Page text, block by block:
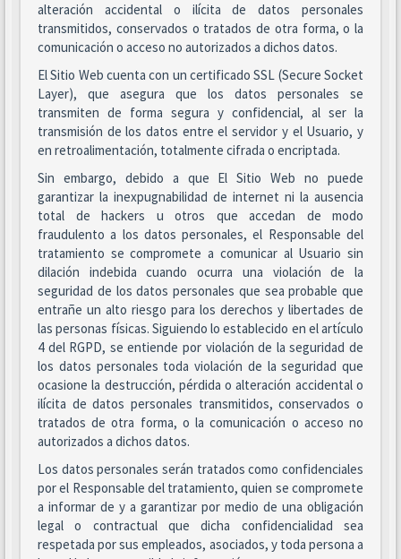
alteración accidental o ilícita de datos personales
transmitidos, conservados o tratados de otra forma, o la
comunicación o acceso no autorizados a dichos datos.
El Sitio Web cuenta con un certificado SSL (Secure Socket
Layer), que asegura que los datos personales se
transmiten de forma segura y confidencial, al ser la
transmisión de los datos entre el servidor y el Usuario, y
en retroalimentación, totalmente cifrada o encriptada.
Sin embargo, debido a que El Sitio Web no puede
garantizar la inexpugnabilidad de internet ni la ausencia
total de hackers u otros que accedan de modo
fraudulento a los datos personales, el Responsable del
tratamiento se compromete a comunicar al Usuario sin
dilación indebida cuando ocurra una violación de la
seguridad de los datos personales que sea probable que
entrañe un alto riesgo para los derechos y libertades de
las personas físicas. Siguiendo lo establecido en el artículo
4 del RGPD, se entiende por violación de la seguridad de
los datos personales toda violación de la seguridad que
ocasione la destrucción, pérdida o alteración accidental o
ilícita de datos personales transmitidos, conservados o
tratados de otra forma, o la comunicación o acceso no
autorizados a dichos datos.
Los datos personales serán tratados como confidenciales
por el Responsable del tratamiento, quien se compromete
a informar de y a garantizar por medio de una obligación
legal o contractual que dicha confidencialidad sea
respetada por sus empleados, asociados, y toda persona a